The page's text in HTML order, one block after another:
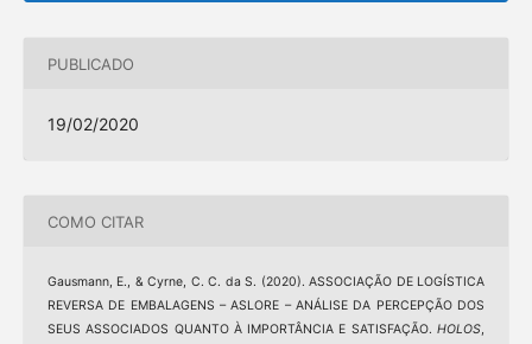
PUBLICADO
19/02/2020
COMO CITAR
Gausmann, E., & Cyrne, C. C. da S. (2020). ASSOCIAÇÃO DE LOGÍSTICA
REVERSA DE EMBALAGENS – ASLORE – ANÁLISE DA PERCEPÇÃO DOS
SEUS ASSOCIADOS QUANTO À IMPORTÂNCIA E SATISFAÇÃO.HOLOS,